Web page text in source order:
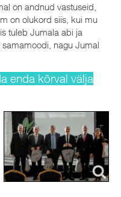
on andnud vastuseid,
on olukord siis, kui mu
tuleb Jumala abi ja
nagu Jumal
enda kõrval välja